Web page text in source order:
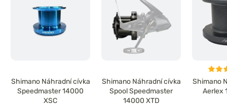
Shimano Náhradní cívka
Speedmaster 14000
XSC
Shimano Náhradní cívka
Spool Speedmaster
14000 XTD
Shimano
Aerlex